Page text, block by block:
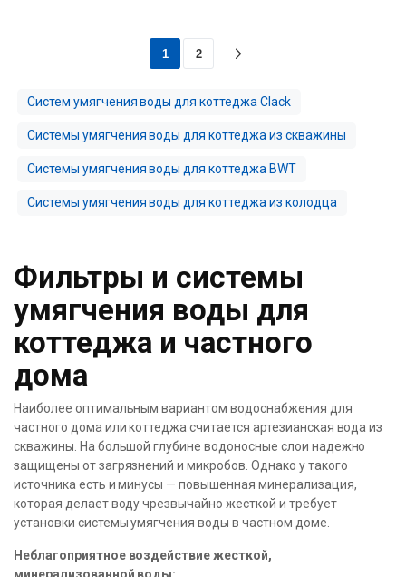
1 2
Систем умягчения воды для коттеджа Clack
Системы умягчения воды для коттеджа из скважины
Системы умягчения воды для коттеджа BWT
Системы умягчения воды для коттеджа из колодца
Фильтры и системы
умягчения воды для
коттеджа и частного
дома
Наиболее оптимальным вариантом водоснабжения для
частного дома или коттеджа считается артезианская вода из
скважины. На большой глубине водоносные слои надежно
защищены от загрязнений и микробов. Однако у такого
источника есть и минусы — повышенная минерализация,
которая делает воду чрезвычайно жесткой и требует
установки системы умягчения воды в частном доме.
Неблагоприятное воздействие жесткой,